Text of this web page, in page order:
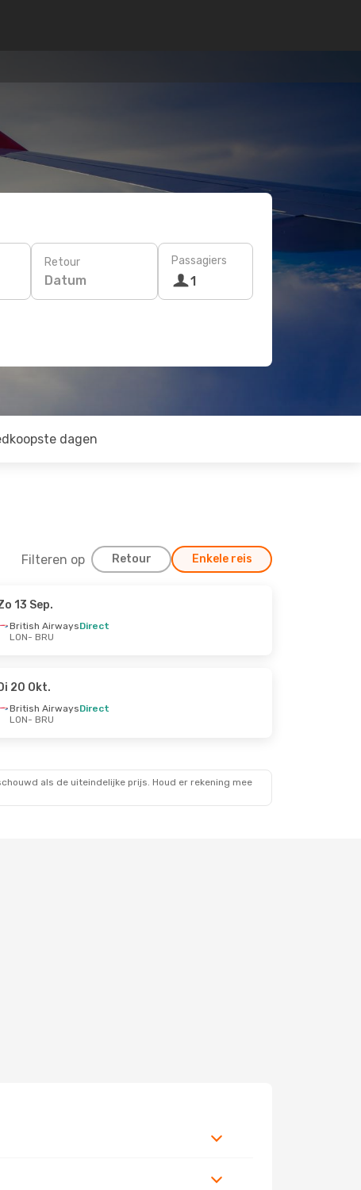
Retour
Datum
Passagiers
1
dagen
Filteren op Retour Enkele reis
13 Sep.
British AirwaysDirect
LON- BRU
Di 20 Okt.
British AirwaysDirect
LON- BRU
als de uiteindelijke prijs. Houd er rekening mee